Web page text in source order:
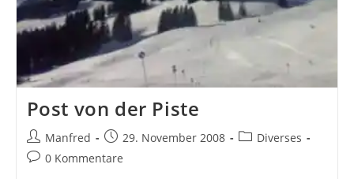
Post von der Piste
Beitrags-
Autor:
Manfred
Beitrag
veröffentlicht:
29. November 2008
Beitrags-
Diverses
Beitrags-
0 Kommentare